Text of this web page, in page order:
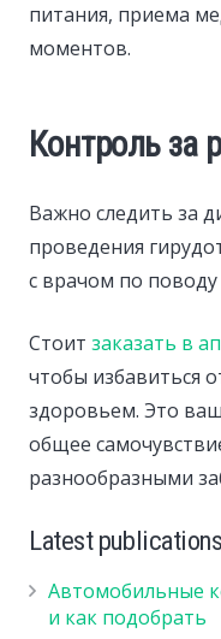
питания, приема
моментов.
Контроль за
Важно следить за
проведения
с врачом по
Стоит заказать в
чтобы избавиться
здоровьем. Это
общее
разнообразными
Latest publications
Автомобильные
и как подобрать